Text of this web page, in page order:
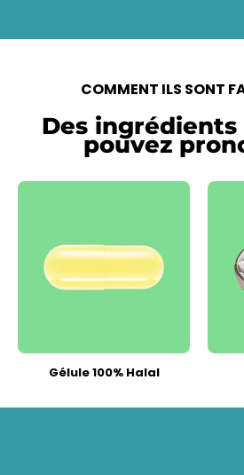
COMMENT ILS SONT
Des ingrédients
pouvez
Gélule 100% Halal